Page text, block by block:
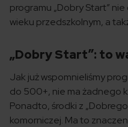
programu „Dobry Start”
wieku przedszkolnym, a
„Dobry Start”: to
Jak już wspomnieliśmy
do 500+, nie ma żadnego
Ponadto, środki z
komorniczej. Ma to